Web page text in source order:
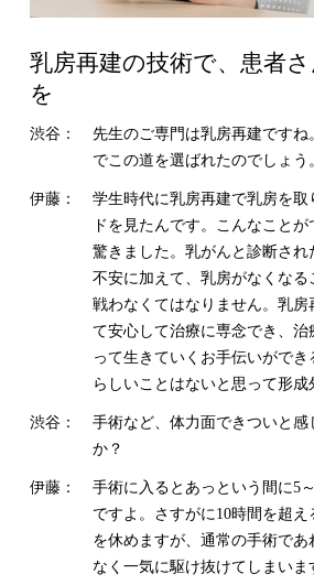
乳房再建の技術で、患者
を
渋谷：
先生のご専門は乳房再建ですね
でこの道を選ばれたのでしょう
伊藤：
学生時代に乳房再建で乳房を取
ドを見たんです。こんなこと
驚きました。乳がんと診断され
不安に加えて、乳房がなくなる
戦わなくてはなりません。乳房
て安心して治療に専念でき、
って生きていくお手伝いがで
らしいことはないと思って形成
渋谷：
手術など、体力面できついと感
か？
伊藤：
手術に入るとあっという間に5
ですよ。さすがに10時間を超
を休めますが、通常の手術であ
なく一気に駆け抜けてしまいま